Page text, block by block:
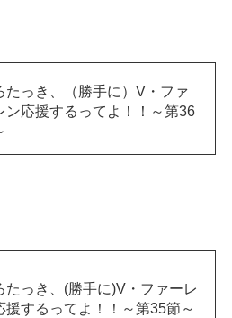
たっき、（勝手に）V・ファ
ン応援するってよ！！～第36
たっき、(勝手に)V・ファーレ
援するってよ！！～第35節～